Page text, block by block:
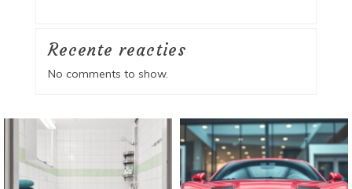
Recente reacties
No comments to show.